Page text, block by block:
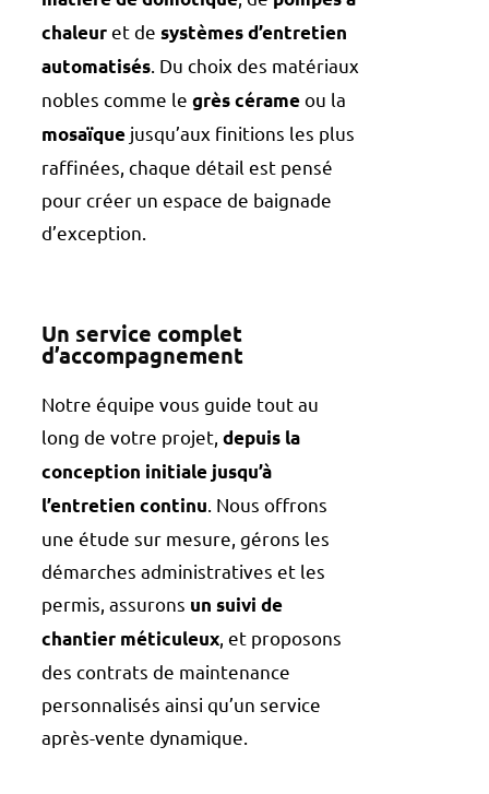
chaleuret de systèmes d’entretien
automatisés . Du choix des matériaux
nobles comme le grès cérameou la
mosaïque jusqu’aux finitions les plus
raffinées, chaque détail est pensé
pour créer un espace de baignade
d’exception.
Un service complet
d’accompagnement
Notre équipe vous guide tout au
long de votre projet, depuis la
conception initiale jusqu’à
l’entretien continu . Nous offrons
une étude sur mesure, gérons les
démarches administratives et les
permis, assurons un suivi de
chantier méticuleux , et proposons
des contrats de maintenance
personnalisés ainsi qu’un service
après-vente dynamique.